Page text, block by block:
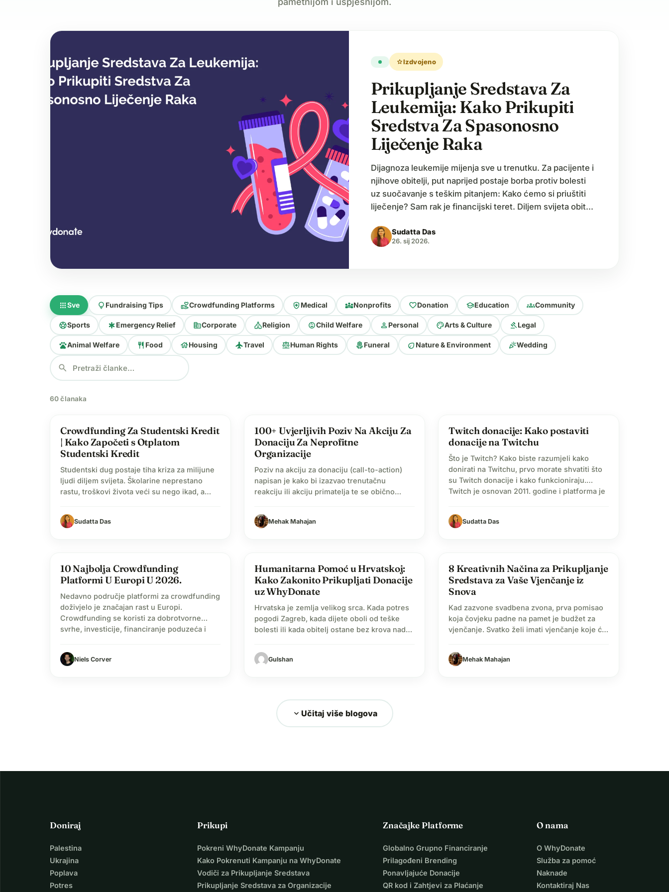
starIzdvojeno
Prikupljanje Sredstava Za
Leukemija: Kako Prikupiti
Sredstva Za Spasonosno
Liječenje Raka
Dijagnoza leukemije mijenja sve u trenutku. Za pacijente i
njihove obitelji, put naprijed postaje borba protiv bolesti
uz suočavanje s teškim pitanjem: Kako ćemo si priuštiti
liječenje? Sam rak je financijski teret. Diljem svijeta obitelji
doseći i više od 150.000 dolara mjesečno u troškovima
liječenja. Mnogi planovi…
Sudatta Das
26. sij 2026.
appsSve lightbulb Fundraising Tips volunteer_activismCrowdfunding Platforms health_and_safetyMedical diversity_3Nonprofits favoriteDonation schoolEducation groupsCommunity
sports_soccerSports emergency Emergency Relief corporate_fareCorporate churchReligion child_careChild Welfare personPersonal paletteArts & Culture gavelLegal
petsAnimal Welfare restaurant Food houseHousing flightTravel balanceHuman Rights local_floristFuneral ecoNature & Environment celebrationWedding
search
60 članaka
school
Crowdfunding Za Studentski Kredit
| Kako Započeti s Otplatom
Studentski Kredit
Studentski dug postaje tiha kriza za milijune
ljudi diljem svijeta. Školarine neprestano
rastu, troškovi života veći su nego ikad, a
studente s financijskim teretom koji ih prati
godinama. To utječe na to koliko brzo mogu
Sudatta Das
lightbulb
100+ Uvjerljivih Poziv Na Akciju Za
Donaciju Za Neprofitne
Organizacije
Poziv na akciju za donaciju (call-to-action)
napisan je kako bi izazvao trenutačnu
reakciju ili akciju primatelja te se obično
komunikacije neprofitnih organizacija. CTA za
donaciju nudi jasne upute koje potiču publiku
značenje,...
Mehak Mahajan
favorite
Twitch donacije: Kako postaviti
donacije na Twitchu
Što je Twitch? Kako biste razumjeli kako
donirati na Twitchu, prvo morate shvatiti što
su Twitch donacije i kako funkcioniraju.
Twitch je osnovan 2011. godine i platforma je
Nudi raznoliki sadržaj, uključujući gaming,
glazbu i Q&A sesije. Isprva je započeo kao
Sudatta Das
volunteer_activism
10 Najbolja Crowdfunding
Platformi U Europi U 2026.
Nedavno područje platformi za crowdfunding
doživjelo je značajan rast u Europi.
Crowdfunding se koristi za dobrotvorne
svrhe, investicije, financiranje poduzeća i
značajno vrijeme koristeći crowdfunding
kako bi donirali za bezbroj ciljeva vezanih uz
Niels Corver
labelBlog
Humanitarna Pomoć u Hrvatskoj:
Kako Zakonito Prikupljati Donacije
uz WhyDonate
Hrvatska je zemlja velikog srca. Kada potres
pogodi Zagreb, kada dijete oboli od teške
bolesti ili kada obitelj ostane bez krova nad
reagiraju. Ali u trenutku kada odlučite
pretvoriti tu želju za pomoći u organiziranu
Gulshan
celebration
8 Kreativnih Načina za Prikupljanje
Sredstava za Vaše Vjenčanje iz
Snova
Kad zazvone svadbena zvona, prva pomisao
koja čovjeku padne na pamet je budžet za
vjenčanje. Svatko želi imati vjenčanje koje će
kojemu su vjerojatno svi sanjali. Svatko
zaslužuje vjenčanje iz snova; financijska
Mehak Mahajan
expand_more Učitaj više blogova
Doniraj
Palestina
Ukrajina
Poplava
Potres
Prikupi
Pokreni WhyDonate Kampanju
Kako Pokrenuti Kampanju na WhyDonate
Vodiči za Prikupljanje Sredstava
Prikupljanje Sredstava za Organizacije
Značajke Platforme
Globalno Grupno Financiranje
Prilagođeni Brending
Ponavljajuće Donacije
QR kod i Zahtjevi za Plaćanje
O nama
O WhyDonate
Služba za pomoć
Naknade
Kontaktiraj Nas